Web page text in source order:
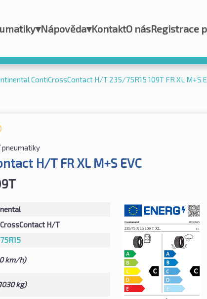
▾Nápověda▾KontaktO násRegistrace
ContiCrossContact H/T 235/75R15 109T FR XL M+S
pneumatiky
H/T FR XL M+S EVC
H/T
km/h)
kg)